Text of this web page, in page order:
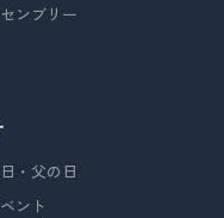
ンブリー
・父の日
ント